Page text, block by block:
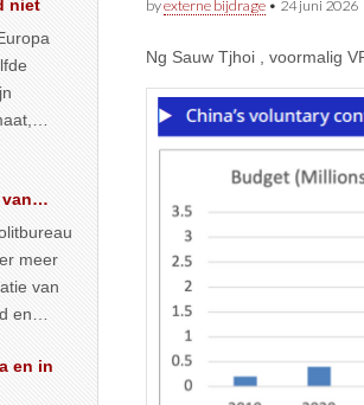
byexterne bijdrage • 24 juni 2026
Ng Sauw Tjhoi , voormalig
niet
meer
van
en
en in